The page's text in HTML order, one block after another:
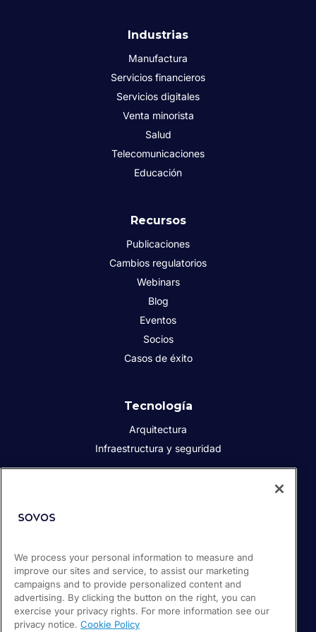
Industrias
Manufactura
Servicios financieros
Servicios digitales
Venta minorista
Salud
Telecomunicaciones
Educación
Recursos
Publicaciones
Cambios regulatorios
Webinars
Blog
Eventos
Socios
Casos de éxito
Tecnología
Arquitectura
Infraestructura y seguridad
Prensa
Empleos
Soporte / Portal de clientes
We process your personal information to measure and
improve our sites and service, to assist our marketing
campaigns and to provide personalized content and
advertising. By clicking the button on the right, you can
exercise your privacy rights. For more information see our
privacy notice. Cookie Policy